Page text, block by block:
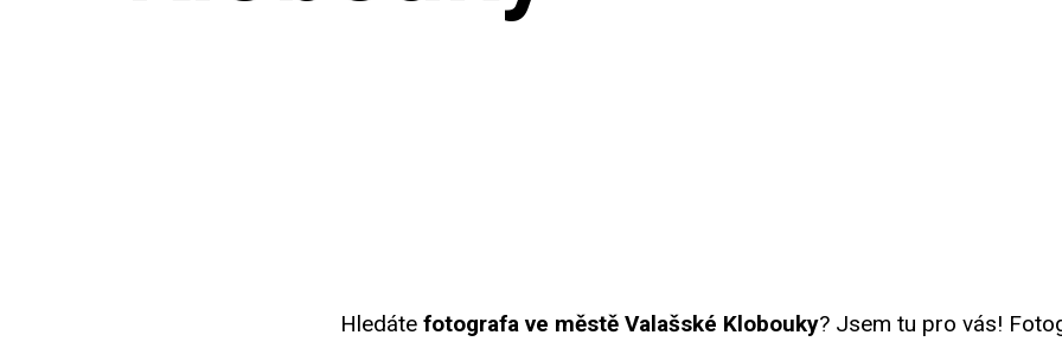
Hledáte fotografa ve městě Valašské Klobouky? Jsem tu pro vás!